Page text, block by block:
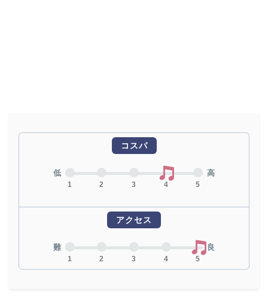
コスパ
低
1 2 3 4 5
高
アクセス
難
1 2 3 4 5
良